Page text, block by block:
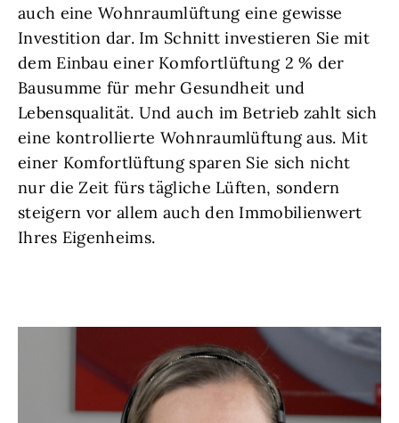
auch eine Wohnraumlüftung eine gewisse
Investition dar. Im Schnitt investieren Sie mit
dem Einbau einer Komfortlüftung 2 % der
Bausumme für mehr Gesundheit und
Lebensqualität. Und auch im Betrieb zahlt sich
eine kontrollierte Wohnraumlüftung aus. Mit
einer Komfortlüftung sparen Sie sich nicht
nur die Zeit fürs tägliche Lüften, sondern
steigern vor allem auch den Immobilienwert
Ihres Eigenheims.